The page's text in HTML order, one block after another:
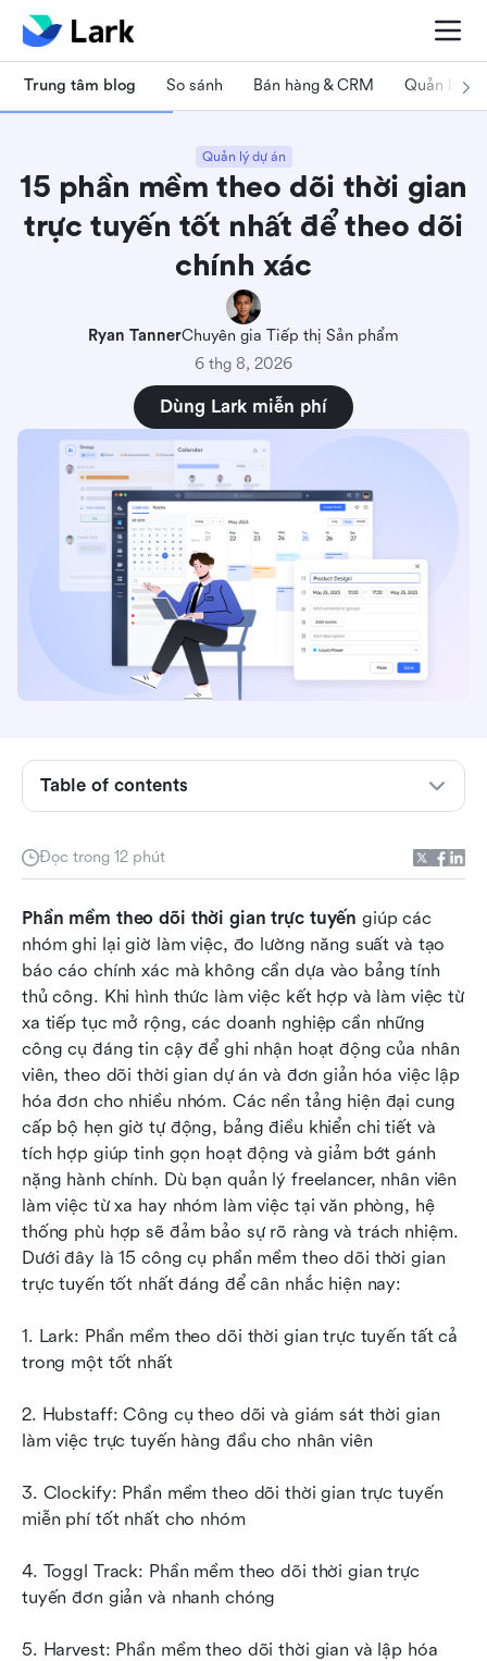
Trung tâm blog So sánh Bán hàng & CRM Quản lý dự
Quản lý dự án
15 phần mềm theo dõi thời gian
trực tuyến tốt nhất để theo dõi
chính xác
Ryan TannerChuyên gia Tiếp thị Sản phẩm
6 thg 8, 2026
Dùng Lark miễn phí
Đọc trong 12 phút
Phần mềm theo dõi thời gian trực tuyến giúp các
nhóm ghi lại giờ làm việc, đo lường năng suất và tạo
báo cáo chính xác mà không cần dựa vào bảng tính
thủ công. Khi hình thức làm việc kết hợp và làm việc từ
xa tiếp tục mở rộng, các doanh nghiệp cần những
công cụ đáng tin cậy để ghi nhận hoạt động của nhân
viên, theo dõi thời gian dự án và đơn giản hóa việc lập
hóa đơn cho nhiều nhóm. Các nền tảng hiện đại cung
cấp bộ hẹn giờ tự động, bảng điều khiển chi tiết và
tích hợp giúp tinh gọn hoạt động và giảm bớt gánh
nặng hành chính. Dù bạn quản lý freelancer, nhân viên
làm việc từ xa hay nhóm làm việc tại văn phòng, hệ
thống phù hợp sẽ đảm bảo sự rõ ràng và trách nhiệm.
Dưới đây là 15 công cụ phần mềm theo dõi thời gian
trực tuyến tốt nhất đáng để cân nhắc hiện nay:
1. Lark: Phần mềm theo dõi thời gian trực tuyến tất cả
trong một tốt nhất
2. Hubstaff: Công cụ theo dõi và giám sát thời gian
làm việc trực tuyến hàng đầu cho nhân viên
3. Clockify: Phần mềm theo dõi thời gian trực tuyến
miễn phí tốt nhất cho nhóm
4. Toggl Track: Phần mềm theo dõi thời gian trực
tuyến đơn giản và nhanh chóng
5. Harvest: Phần mềm theo dõi thời gian và lập hóa
Table of contents
viên
nó hoạt động như thế nào?
thời gian trực tuyến tốt nên bao gồm?
Đánh giá 15 công cụ theo dõi thời gian trực
tuyến hàng đầu
Mẹo bổ sung: Nền tảng chấm công dựa trên
đám mây an toàn đến mức nào?
Kết luận
Câu hỏi thường gặp
Đọc liên quan